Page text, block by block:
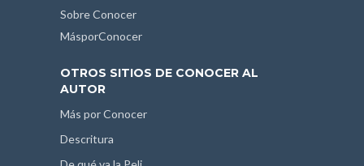
Sobre Conocer
MásporConocer
OTROS SITIOS DE CONOCER AL
AUTOR
Más por Conocer
Descritura